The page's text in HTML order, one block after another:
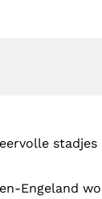
stadjes
Engeland